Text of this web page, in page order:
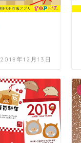
2018年12月13日